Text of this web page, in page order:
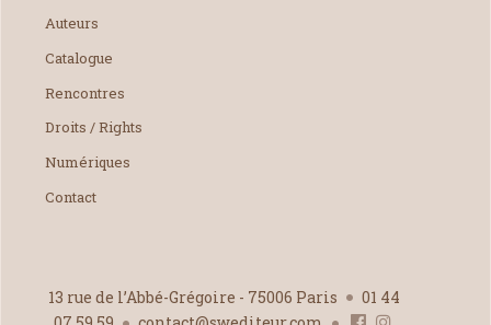
Auteurs
Catalogue
Rencontres
Droits / Rights
Numériques
Contact
13 rue de l’Abbé-Grégoire - 75006 Paris
01 44